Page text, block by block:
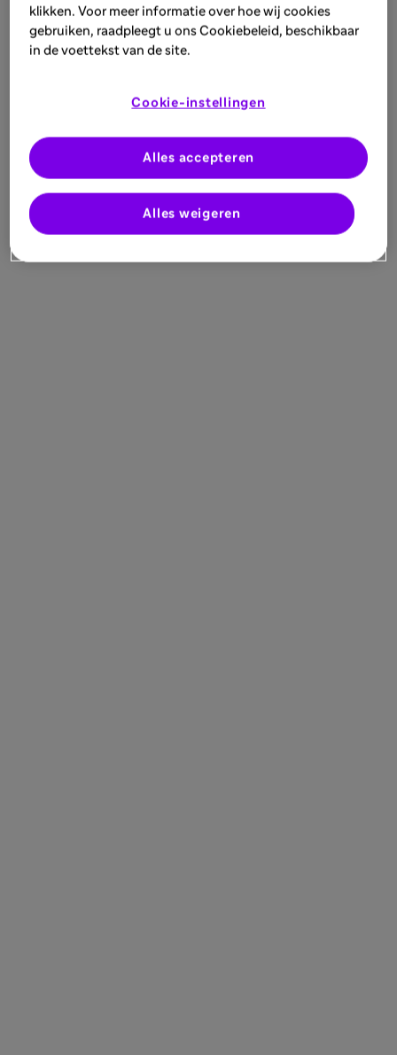
klikken. Voor meer informatie over hoe wij cookies
gebruiken, raadpleegt u ons Cookiebeleid, beschikbaar
in de voettekst van de site.
Cookie-instellingen
Alles weigeren
Alles accepteren